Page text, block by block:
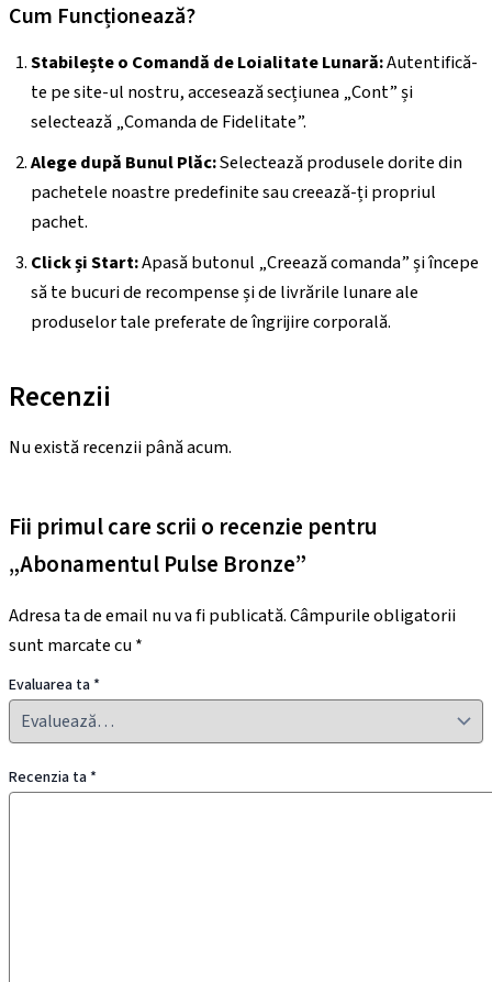
Cum Funcționează?
Stabilește o Comandă de Loialitate Lunară:Autentifică-
te pe site-ul nostru, accesează secțiunea „Cont” și
selectează „Comanda de Fidelitate”.
Alege după Bunul Plăc:Selectează produsele dorite din
pachetele noastre predefinite sau creează-ți propriul
pachet.
Click și Start:Apasă butonul „Creează comanda” și începe
să te bucuri de recompense și de livrările lunare ale
produselor tale preferate de îngrijire corporală.
Recenzii
Nu există recenzii până acum.
Fii primul care scrii o recenzie pentru
„Abonamentul Pulse Bronze”
Adresa ta de email nu va fi publicată.Câmpurile obligatorii
sunt marcate cu*
Evaluarea ta*
Recenzia ta*